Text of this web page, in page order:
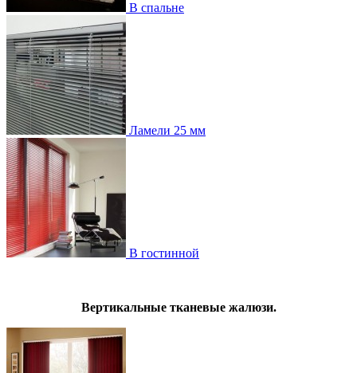
В спальне
Ламели 25 мм
В гостинной
Вертикальные тканевые жалюзи.